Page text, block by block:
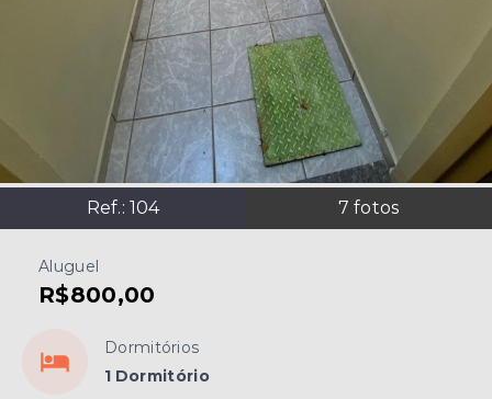
Ref.: 104 7 fotos
Aluguel
R$800,00
Dormitórios
1 Dormitório